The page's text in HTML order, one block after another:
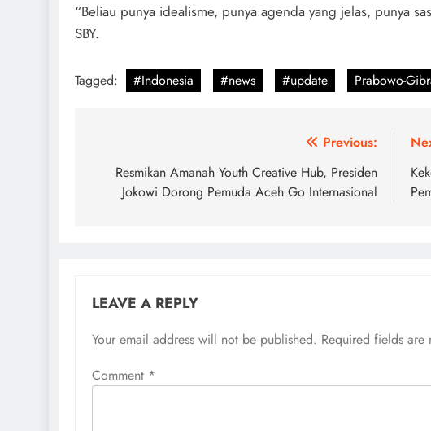
“Beliau punya idealisme, punya agenda yang jelas, punya
SBY.
Tagged: #Indonesia #news #update Prabowo-
navigation
Previous:
Resmikan Amanah Youth Creative Hub, Presiden
Jokowi Dorong Pemuda Aceh Go Internasional
LEAVE A REPLY
Your email address will not be published. Required fields are
Comment *